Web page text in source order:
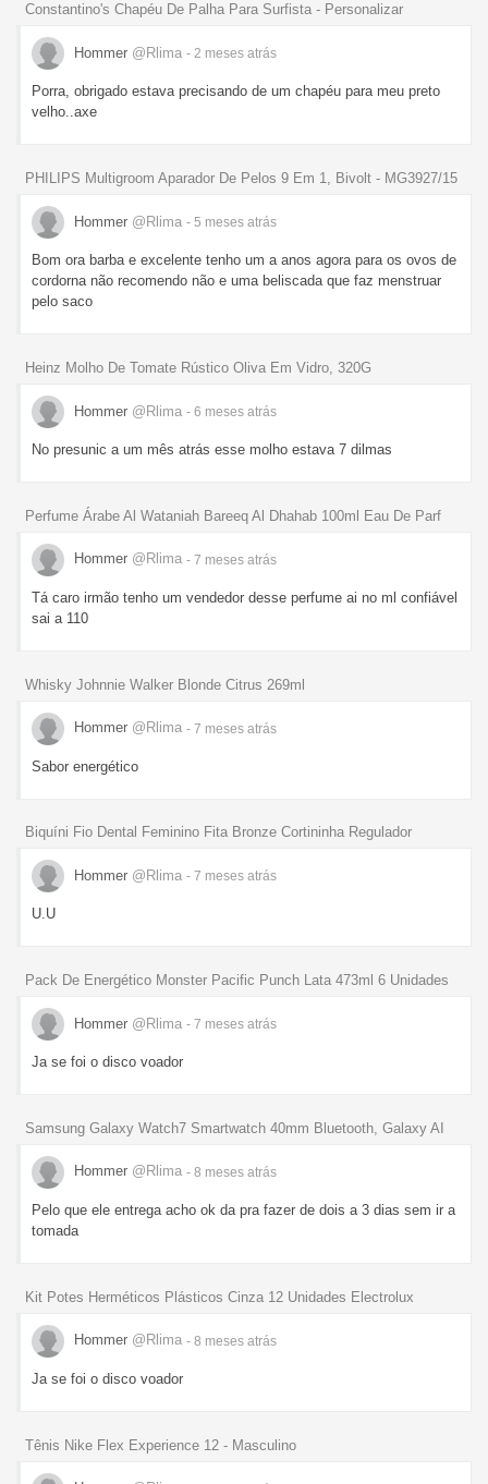
Constantino's Chapéu De Palha Para Surfista - Personalizar
Hommer @Rlima - 2 meses atrás
Porra, obrigado estava precisando de um chapéu para meu preto
velho..axe
PHILIPS Multigroom Aparador De Pelos 9 Em 1, Bivolt - MG3927/15
Hommer @Rlima - 5 meses atrás
Bom ora barba e excelente tenho um a anos agora para os ovos de
cordorna não recomendo não e uma beliscada que faz menstruar
pelo saco
Heinz Molho De Tomate Rústico Oliva Em Vidro, 320G
Hommer @Rlima - 6 meses atrás
No presunic a um mês atrás esse molho estava 7 dilmas
Perfume Árabe Al Wataniah Bareeq Al Dhahab 100ml Eau De Parf
Hommer @Rlima - 7 meses atrás
Tá caro irmão tenho um vendedor desse perfume ai no ml confiável
sai a 110
Whisky Johnnie Walker Blonde Citrus 269ml
Hommer @Rlima - 7 meses atrás
Sabor energético
Biquíni Fio Dental Feminino Fita Bronze Cortininha Regulador
Hommer @Rlima - 7 meses atrás
U.U
Pack De Energético Monster Pacific Punch Lata 473ml 6 Unidades
Hommer @Rlima - 7 meses atrás
Ja se foi o disco voador
Samsung Galaxy Watch7 Smartwatch 40mm Bluetooth, Galaxy AI
Hommer @Rlima - 8 meses atrás
Pelo que ele entrega acho ok da pra fazer de dois a 3 dias sem ir a
tomada
Kit Potes Herméticos Plásticos Cinza 12 Unidades Electrolux
Hommer @Rlima - 8 meses atrás
Ja se foi o disco voador
Tênis Nike Flex Experience 12 - Masculino